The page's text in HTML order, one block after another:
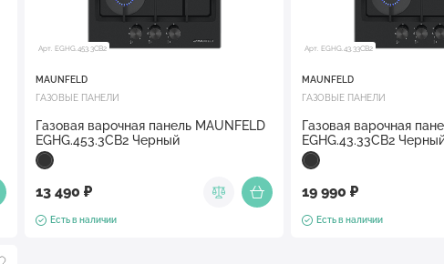
Арт. EGHG.453.3CB2
MAUNFELD
ГАЗОВЫЕ ПАНЕЛИ
Газовая варочная панель MAUNFELD
EGHG.453.3CB2 Черный
13 490 ₽
Есть в наличии
Арт. EGHG.43.33CB2
MAUNFELD
ГАЗОВЫЕ ПАНЕЛИ
Газовая варочная
EGHG.43.33CB2
19 990 ₽
Есть в наличии